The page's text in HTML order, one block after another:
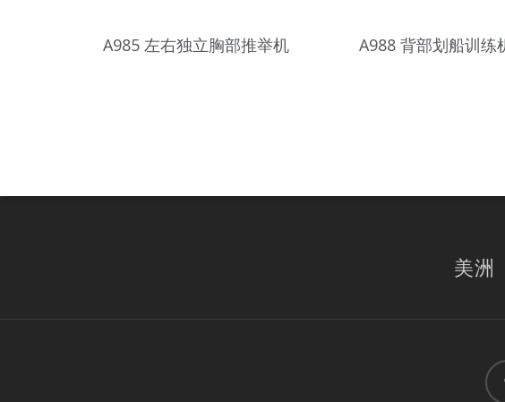
A985 左右独立胸部推举机 A988 背部划船训练
美洲